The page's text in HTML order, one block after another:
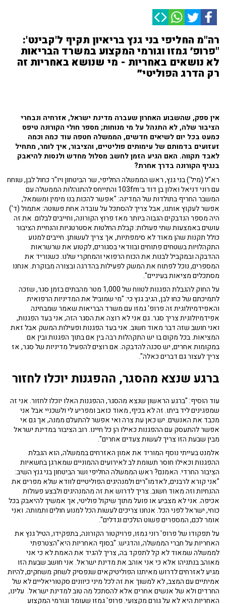
רה"מ החליפי בני גנץ בריאיון תקיף ל'קבינט':
"פרופ׳ גמזו וגורמי המקצוע במשרד הבריאות
לא נושאים באחריות - מי שנושא באחריות זה
רק הדרג הפוליטי״
אין ספק, שהשבוע האחרון שעברה מדינת ישראל, אזרחיה ונבחרי
הציבור שלה, לא התנהל על מי מנוחות; מספר חולי הקורונה טיפס
כמעט בכל יום לשיאים חדשים, הממשלה חטפה עוד כמה וכמה
זעזועים בדמותם של עימותים פוליטיים, והציבור, איך לומר, מתחיל
לאבד תקווה. האם הגיע הזמן לחשב מסלול מחדש ולנסות להיאבק
בנגיף הקורונה בדרך אחרת?
רא"ל (מיל') בני גנץ, ראש הממשלה החליפי, שר הביטחון ויו"ר כחול לבן, שוחח
עם רוני דניאל ואלון בן דוד ב־103fm והתייחס להתנהלות הממשלה עם
המשבר החריף בתולדות של המדינה: "אפשר להכות בנו מימין ומשמאל,
אפשר לעקוץ אותנו, אבל צריך להסתכל על עובדה אחת פשוטה: אתמול (ד')
היה מספר הנדבקים הגבוה ביותר מאז פרוץ הקורונה, וחייבים לבלום. את זה
עושים באמצעות שתי פעולות: קבלת החלטות אסטרטגיות והנחיית הציבור
כולל תקנות שהן מאוד לא סימפתיות, אך צריך לעשותן. חייבים למנוע
התקהלויות בשטחים פתוחים ובוודאי בסגורים, לקטוע את שרשראות
ההדבקה ובמקביל לבנות את הכוח הרפואי והמחקרי שלנו. כשנוריד את
המספרים, נוכל לפתוח את המשק לפעילות בהדרגה ובצורה מבוקרת. אנחנו
מסתכלים מציאות בעיניים".
על החוק להגבלת הפגנות לטווח של 1,000 מטר מהבתים בזמן סגר, שזכה
לתמיכתם של כחו לבן, הגיב גנץ כי: "מי שמוביל את המדיניות הרפואית
והאפידמיולוגית זה פרופ' גמזו עם משרד הבריאות שאמר שמבחינה
אפידמיולוגית צריך סגר. גם אני לא רוצה את הסגר הזה, אני בעד הפגנות,
ואני חושב שזה דבר מאוד חשוב. אני בעד הפגנות ופעילות המשק אבל זאת
המציאות. בכל מקום בו יש התקהלות רבה בין אם בתוך הפגנות ובין אם
במקומות אחרים, יש סכנה להדבקה. אם רוצים להפעיל מדיניות של סגר, אז
צריך לעצור גם דברים כאלה".
ברגע שנצא מהסגר, ההפגנות יוכלו לחזור
עוד הוסיף: "ברגע הראשון שנצא מהסגר, ההפגנות האלו יוכלו לחזור. אני זה
שמפגינים ליד ביתו. זה לא בכיף, מאוד כואב ומפריע לי ולשכניי אבל אני
מכבד את האנשים. יש כאן עת צרה ואי אפשר להתעלם ממנה, אך גם אי
אפשר להתעסק עם ההפגנות כאילו הן כל חיינו. רוב הציבור במדינת ישראל
מבין שבעת הזו צריך לעשות צעדים אחרים".
אלמנט בעייתי נוסף המוריד את אמון האזרחים בממשלה, הוא הגבלת
ההפגנות וכאילו חוסר תשומת לב לאירועים ההמוניים שמארגן בחשאיות
הציבור החרדי. האמנם? ראש הממשלה החליפי ושר הביטחון בני גנץ השיב:
"אני קורא לרבנים, לאדמו"רים ולמנהיגים הפוליטיים לוודא שלא מפרים את
ההנחיות וזה מאוד חשוב. צריך לדרוש את זה מהמנהיגים ולבצע פעולות
אכיפה. אני לא מצביע או פועל מתוך שיקול פוליטי, אך אמשיך להיאבק בכל
כוחי, ישראל לפני הכל. אנחנו צריכים לעשות הכל למנוע חולים ותמותה. ואני
אומר לכם, המספרים פשוט הולכים וגדלים".
על תפקודו של פרופ' רוני גמזו, פרויקטור הקורונה, בתפקידו, הטיל גנץ את
האחריות על חברי הממשלה, והדגיש: "בסוף האחריות היא"הצטרפתי
לממשלה שמאוד לא קל לתפקד בה, צריך להגיד את האמת לא כי אני
מאוהב בנתניהו אלא כי אני אוהב את מדינת ישראל. אני חושב שבעת הזו
מגיע לאזרחים לדרוש מאיתנו הפוליטיקאים שנפסיק לשחק משחקים, להיות
אמיתיים עם המצב, לא למשוך את זה לכל מיני כיוונים סקטוריאליים לא של
החרדים ולא של אנשים אחרים אלא להסתכל מה טוב למדינת ישראל. עלינו,
האחריות היא לא על גורם מקצועי. פרופ' גמזו שעומד וגורמי המקצוע